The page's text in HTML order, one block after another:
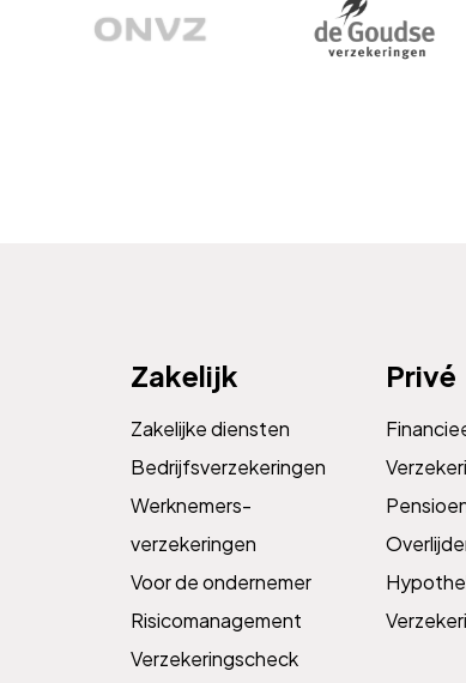
Zakelijk
Zakelijke diensten
Bedrijfsverzekeringen
Werknemers­­
verzekeringen
Voor de ondernemer
Risicomanagement
Verzekeringscheck
Privé